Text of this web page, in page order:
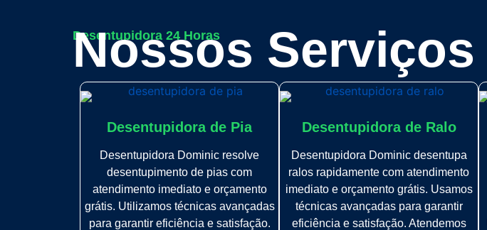
Desentupidora 24 Horas
Nossos Serviços
Desentupidora de Pia
Desentupidora Dominic resolve
desentupimento de pias com
atendimento imediato e orçamento
grátis. Utilizamos técnicas avançadas
para garantir eficiência e satisfação.
Desentupidora de Ralo
Desentupidora Dominic desentupa
ralos rapidamente com atendimento
imediato e orçamento grátis. Usamos
técnicas avançadas para garantir
eficiência e satisfação. Atendemos